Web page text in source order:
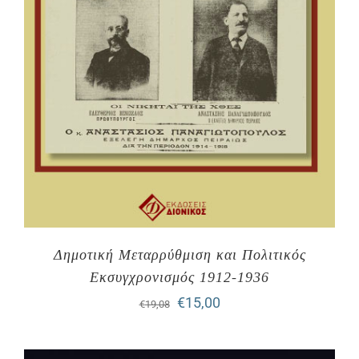
Δημοτική Μεταρρύθμιση και Πολιτικός
Εκσυγχρονισμός 1912-1936
€19,08
Original
€15,00Η